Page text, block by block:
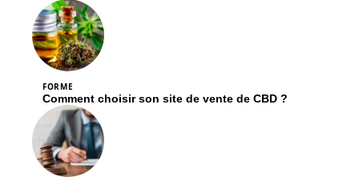
FORME
Comment choisir son site de vente de CBD ?